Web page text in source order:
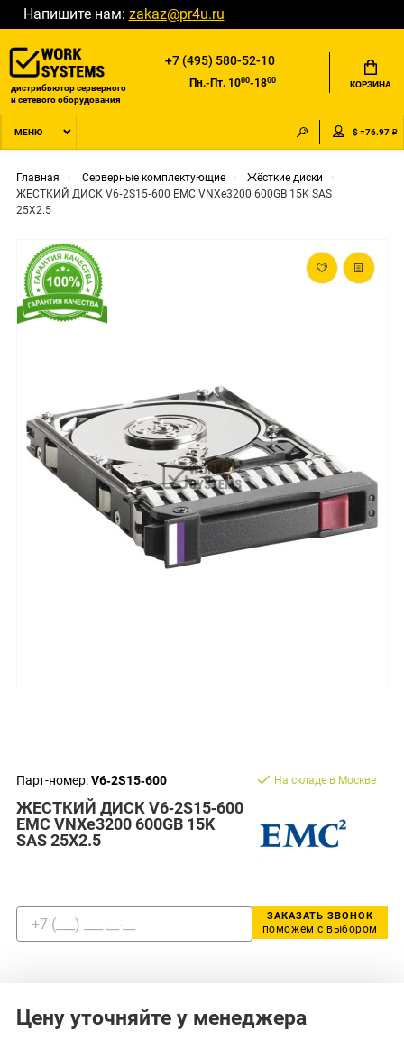
Напишите нам: zakaz@pr4u.ru
дистрибьютор серверного
и сетевого оборудования
+7 (495) 580-52-10
Пн.-Пт. 1000-1800 КОРЗИНА
МЕНЮ $ =76.97 ₽
Главная Серверные комплектующие
Жёсткие диски
ЖЕСТКИЙ ДИСК V6‐2S15‐600 EMC VNXe3200 600GB 15K SAS
25X2.5
Парт-номер:V6‐2S15‐600
ЖЕСТКИЙ ДИСК V6‐2S15‐600
EMC VNXe3200 600GB 15K
SAS 25X2.5
На складе в Москве
ЗАКАЗАТЬ ЗВОНОК
поможем с выбором
Цену уточняйте у менеджера